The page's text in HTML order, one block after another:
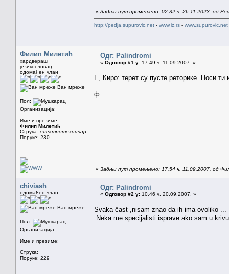
« Задњи пут промењено: 02.32 ч. 26.11.2023. од
http://pedja.supurovic.net - www.iz.rs - www.supurovic.net
Филип Милетић
хардвераш
језикословац
одомаћен члан
Ван мреже
Пол:
Организација:
Име и презиме:
Филип Милетић
Струка: електротехничар
Поруке: 230
Одг: Palindromi
« Одговор #1 у: 17.49 ч. 11.09.2007. »
Е, Киро: терет су пусте реторике. Носи ти
ф
« Задњи пут промењено: 17.54 ч. 11.09.2007. од
chiviash
одомаћен члан
Ван мреже
Пол:
Организација:
Име и презиме:
Струка:
Поруке: 229
Одг: Palindromi
« Одговор #2 у: 10.46 ч. 20.09.2007. »
Svaka čast ,nisam znao da ih ima ovoliko ...
Neka me specijalisti isprave ako sam u